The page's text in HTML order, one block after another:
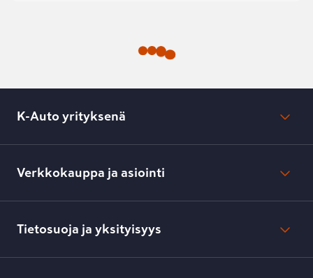
K-Auto yrityksenä
Lehdistötiedotteet
Toimipisteiden yhteystiedot
Verkkokauppa ja asiointi
Toimitustavat ja -kulut
Verkkokaupan peruuttamisilmoitus
Tietosuoja ja yksityisyys